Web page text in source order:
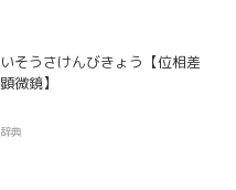
いそうさけんびきょう【位相差
顕微鏡】
辞典